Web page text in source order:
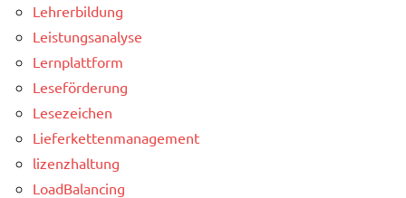
Lehrerbildung
Leistungsanalyse
Lernplattform
Leseförderung
Lesezeichen
Lieferkettenmanagement
lizenzhaltung
LoadBalancing